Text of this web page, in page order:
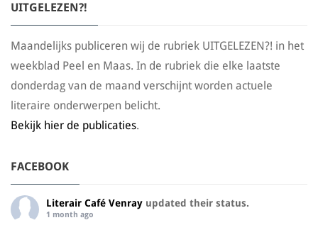
UITGELEZEN?!
Maandelijks publiceren wij de rubriek UITGELEZEN?! in het
weekblad Peel en Maas. In de rubriek die elke laatste
donderdag van de maand verschijnt worden actuele
literaire onderwerpen belicht.
Bekijk hier de publicaties.
FACEBOOK
Literair Café Venray updated their status.
1 month ago